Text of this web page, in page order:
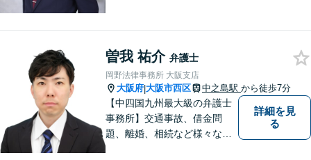
ュニケーション」を大切に
し、喜んで頂けるサービスを
提供いたします【法テラス利
用可】
曽我 祐介 弁護士
岡野法律事務所 大阪支店
大阪府|大阪市西区 中之島駅 から徒歩7分
【中四国九州最大級の弁護士
事務所】交通事故、借金問
題、離婚、相続など様々な問
詳細を見
る